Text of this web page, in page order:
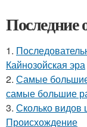
Последние
1.
Кайнозойская эра
2. Самые
самые большие
3. Сколько видов
Происхождение